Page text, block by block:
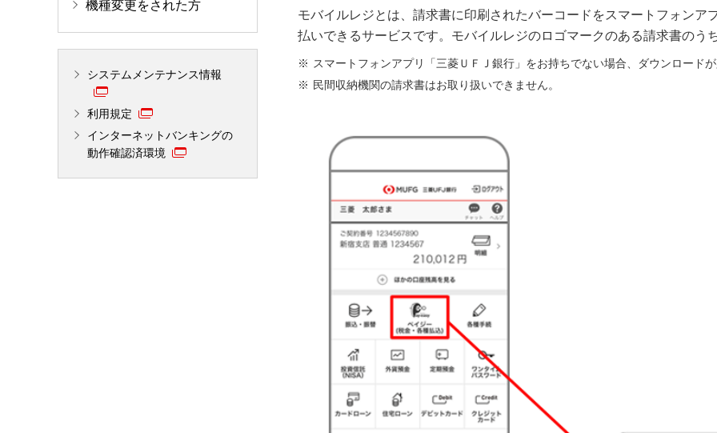
機種変更をされた方
システムメンテナンス情報
利用規定
インターネットバンキングの
動作確認済環境
モバイルレジとは、請求書に印刷されたバーコードをスマートフォンア
払いできるサービスです。モバイルレジのロゴマークのある請求書のう
スマートフォンアプリ「三菱ＵＦＪ銀行」をお持ちでない場合、ダウンロードが
民間収納機関の請求書はお取り扱いできません。